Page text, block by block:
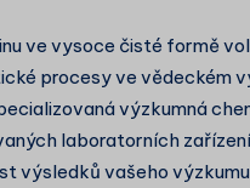
ve vysoce čisté formě
procesy ve vědeckém
výzkumná
laboratorních
výsledků vašeho